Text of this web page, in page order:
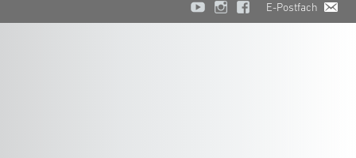
E-Postfach